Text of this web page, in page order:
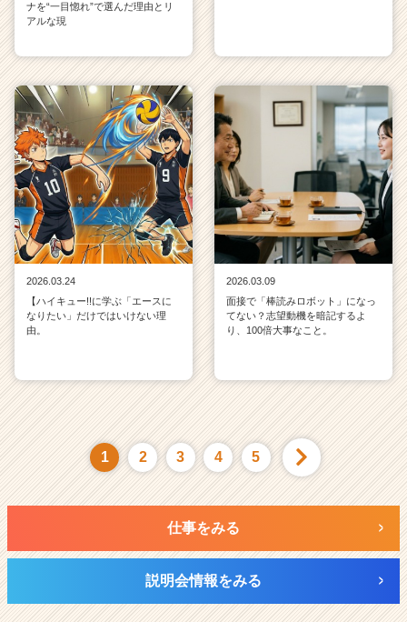
ナを“一目惚れ”で選んだ理由とリ
アルな現
2026.03.24
【ハイキュー!!に学ぶ「エースに
なりたい」だけではいけない理
由。
2026.03.09
面接で「棒読みロボット」になっ
てない？志望動機を暗記するよ
り、100倍大事なこと。
1 2 3 4 5
仕事をみる
説明会情報をみる